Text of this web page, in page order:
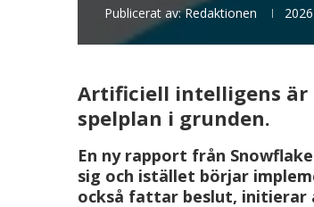
Publicerat av:Redaktionen
Artificiell intelligens är
spelplan i grunden.
En ny rapport från
sig och istället börjar
också fattar beslut, initierar